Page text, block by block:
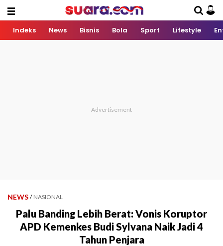
Indeks News Bisnis Bola Sport Lifestyle
NEWS / NASIONAL
Palu Banding Lebih Berat: Vonis Koruptor
APD Kemenkes Budi Sylvana Naik Jadi 4
Tahun Penjara